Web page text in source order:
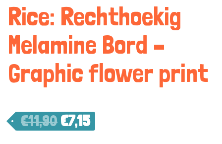
Rice: Rechthoekig
Melamine Bord –
Graphic flower print
€11,90 €7,15